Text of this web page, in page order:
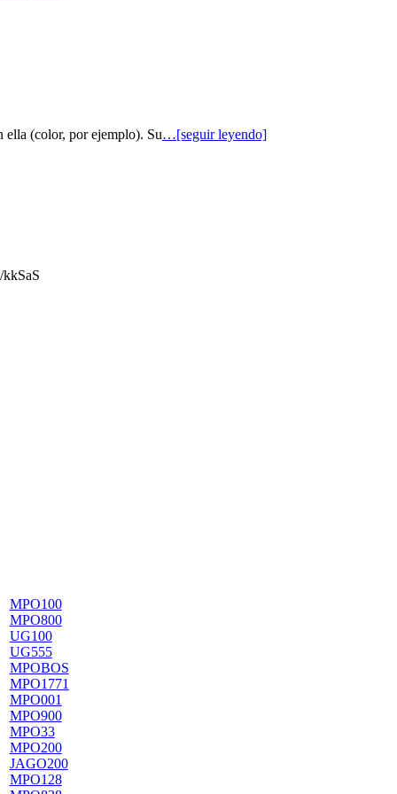
ella (color, por ejemplo). Su…[seguir leyendo]
kkSaS
MPO100
MPO800
UG100
UG555
MPOBOS
MPO1771
MPO001
MPO900
MPO33
MPO200
JAGO200
MPO128